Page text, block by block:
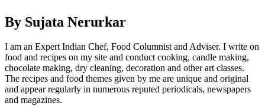
By Sujata Nerurkar
I am an Expert Indian Chef, Food Columnist and Adviser. I write on
food and recipes on my site and conduct cooking, candle making,
chocolate making, dry cleaning, decoration and other art classes.
The recipes and food themes given by me are unique and original
and appear regularly in numerous reputed periodicals, newspapers
and magazines.